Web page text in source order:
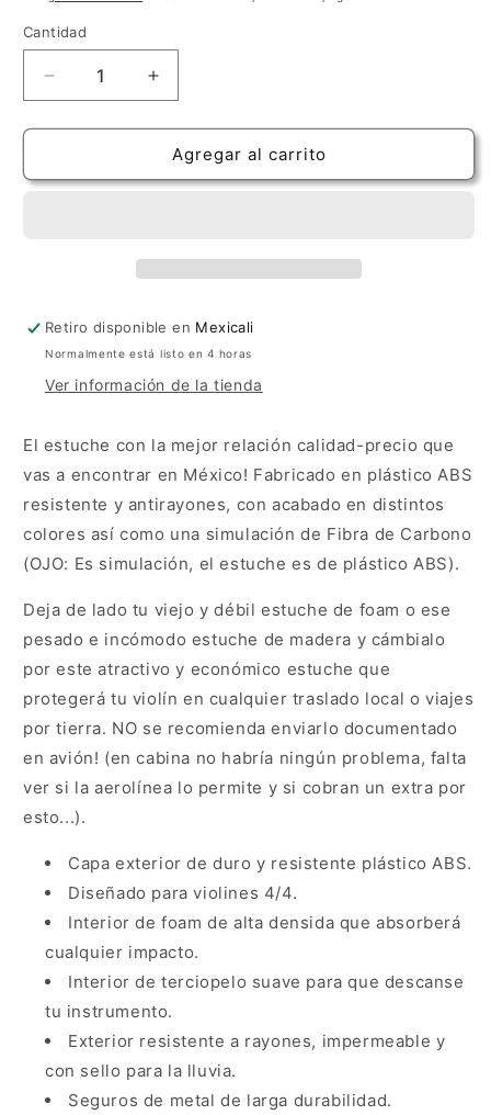
Cantidad
Cantidad
Reducir
cantidad
para
Crossrock
Aumentar
cantidad
para
Estuche
Crossrock
Agregar al carrito
Retiro disponible en Mexicali
Normalmente está listo en 4 horas
Ver información de la tienda
El estuche con la mejor relación calidad-precio que
vas a encontrar en México! Fabricado en plástico ABS
resistente y antirayones, con acabado en distintos
colores así como una simulación de Fibra de Carbono
(OJO: Es simulación, el estuche es de plástico ABS).
Deja de lado tu viejo y débil estuche de foam o ese
pesado e incómodo estuche de madera y cámbialo
por este atractivo y económico estuche que
protegerá tu violín en cualquier traslado local o viajes
por tierra. NO se recomienda enviarlo documentado
en avión! (en cabina no habría ningún problema, falta
ver si la aerolínea lo permite y si cobran un extra por
esto...).
Capa exterior de duro y resistente plástico ABS.
Diseñado para violines 4/4.
Interior de foam de alta densida que absorberá
cualquier impacto.
Interior de terciopelo suave para que descanse
tu instrumento.
Exterior resistente a rayones, impermeable y
con sello para la lluvia.
Seguros de metal de larga durabilidad.